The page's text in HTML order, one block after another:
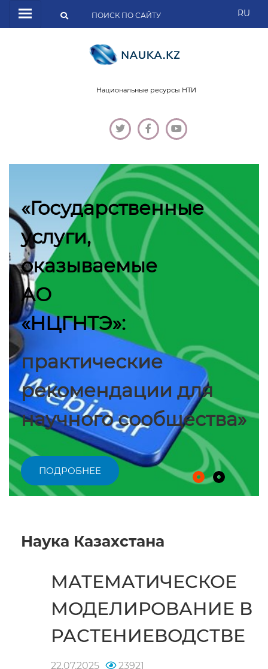
RU
Национальные ресурсы НТИ
«Государственные
услуги,
оказываемые
АО
«НЦГНТЭ»:
практические
рекомендации для
научного сообщества»
ПОДРОБНЕЕ
Наука Казахстана
МАТЕМАТИЧЕСКОЕ
МОДЕЛИРОВАНИЕ В
РАСТЕНИЕВОДСТВЕ
22.07.2025 23921